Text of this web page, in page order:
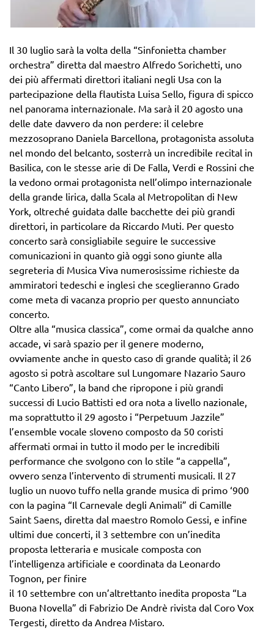
Il 30 luglio sarà la volta della “Sinfonietta chamber
orchestra” diretta dal maestro Alfredo Sorichetti, uno
dei più affermati direttori italiani negli Usa con la
partecipazione della flautista Luisa Sello, figura di spicco
nel panorama internazionale. Ma sarà il 20 agosto una
delle date davvero da non perdere: il celebre
mezzosoprano Daniela Barcellona, protagonista assoluta
nel mondo del belcanto, sosterrà un incredibile recital in
Basilica, con le stesse arie di De Falla, Verdi e Rossini che
la vedono ormai protagonista nell’olimpo internazionale
della grande lirica, dalla Scala al Metropolitan di New
York, oltreché guidata dalle bacchette dei più grandi
direttori, in particolare da Riccardo Muti. Per questo
concerto sarà consigliabile seguire le successive
comunicazioni in quanto già oggi sono giunte alla
segreteria di Musica Viva numerosissime richieste da
ammiratori tedeschi e inglesi che sceglieranno Grado
come meta di vacanza proprio per questo annunciato
concerto.
Oltre alla “musica classica”, come ormai da qualche anno
accade, vi sarà spazio per il genere moderno,
ovviamente anche in questo caso di grande qualità; il 26
agosto si potrà ascoltare sul Lungomare Nazario Sauro
“Canto Libero”, la band che ripropone i più grandi
successi di Lucio Battisti ed ora nota a livello nazionale,
ma soprattutto il 29 agosto i “Perpetuum Jazzile”
l’ensemble vocale sloveno composto da 50 coristi
affermati ormai in tutto il modo per le incredibili
performance che svolgono con lo stile “a cappella”,
ovvero senza l’intervento di strumenti musicali. Il 27
luglio un nuovo tuffo nella grande musica di primo ‘900
con la pagina “Il Carnevale degli Animali” di Camille
Saint Saens, diretta dal maestro Romolo Gessi, e infine
ultimi due concerti, il 3 settembre con un’inedita
proposta letteraria e musicale composta con
l’intelligenza artificiale e coordinata da Leonardo
Tognon, per finire
il 10 settembre con un’altrettanto inedita proposta “La
Buona Novella” di Fabrizio De Andrè rivista dal Coro Vox
Tergesti, diretto da Andrea Mistaro.